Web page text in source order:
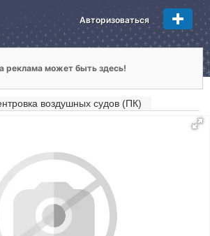
Авторизоваться
реклама может быть здесь!
воздушных судов (ПК)